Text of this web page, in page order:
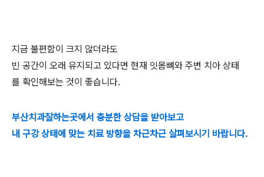
지금 불편함이 크지 않더라도
빈 공간이 오래 유지되고 있다면 현재 잇몸뼈와 주변 치아 상태
를 확인해보는 것이 좋습니다.
부산치과잘하는곳에서 충분한 상담을 받아보고
내 구강 상태에 맞는 치료 방향을 차근차근 살펴보시기 바랍니다.